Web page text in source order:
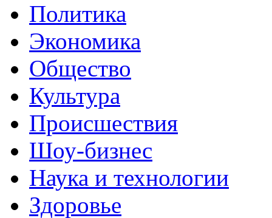
Политика
Экономика
Общество
Культура
Происшествия
Шоу-бизнес
Наука и технологии
Здоровье